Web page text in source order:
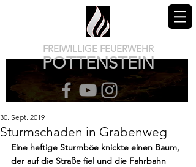
FREIWILLIGE FEUERWEHR
POTTENSTEIN
Sturmschaden in Grabenweg
30. Sept. 2019
Eine heftige Sturmböe knickte einen Baum,
der auf die Straße fiel und die Fahrbahn